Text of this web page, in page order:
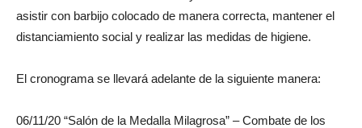
asistir con barbijo colocado de manera correcta, mantener el
distanciamiento social y realizar las medidas de higiene.
El cronograma se llevará adelante de la siguiente manera:
06/11/20 “Salón de la Medalla Milagrosa” – Combate de los